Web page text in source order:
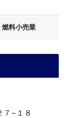
燃料小売業
７−１８